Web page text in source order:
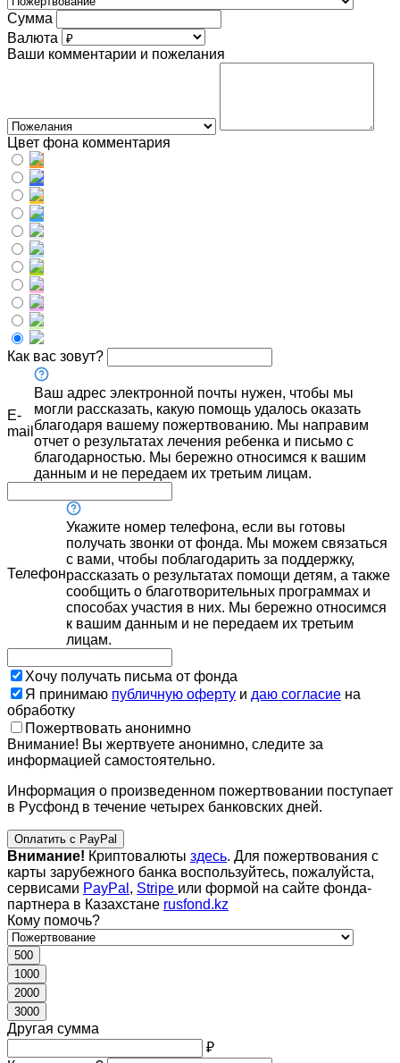
Сумма
Валюта
Ваши комментарии и пожелания
Цвет фона комментария
Как вас зовут?
E-
mail
Ваш адрес электронной почты нужен, чтобы мы
могли рассказать, какую помощь удалось оказать
благодаря вашему пожертвованию. Мы направим
отчет о результатах лечения ребенка и письмо с
благодарностью. Мы бережно относимся к вашим
данным и не передаем их третьим лицам.
Телефон
Укажите номер телефона, если вы готовы
получать звонки от фонда. Мы можем связаться
с вами, чтобы поблагодарить за поддержку,
рассказать о результатах помощи детям, а также
сообщить о благотворительных программах и
способах участия в них. Мы бережно относимся
к вашим данным и не передаем их третьим
лицам.
Хочу получать письма от фонда
Я принимаю публичную оферту и даю согласие на
обработку
Пожертвовать анонимно
Внимание! Вы жертвуете анонимно, следите за
информацией самостоятельно.
Информация о произведенном пожертвовании поступает
в Русфонд в течение четырех банковских дней.
Оплатить с PayPal
Внимание! Криптовалюты здесь. Для пожертвования с
карты зарубежного банка воспользуйтесь, пожалуйста,
сервисами PayPal , Stripe или формой на сайте фонда-
партнера в Казахстане rusfond.kz
Кому помочь?
500
1000
2000
3000
Другая сумма
₽